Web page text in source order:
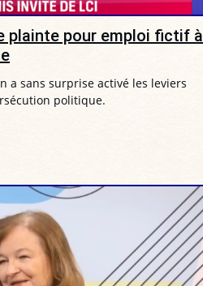
plainte pour emploi fictif à
a sans surprise activé les leviers
politique.